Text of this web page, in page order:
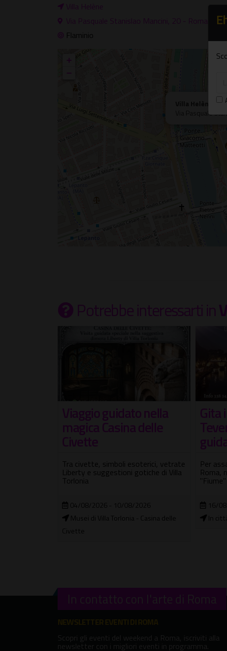
Villa Helène
Via Pasquale Stanislao Mancini, 20 - Roma
Flaminio
Via Pasquale
+
−
Potrebbe interessartiin
Gita in battello sul
Tevere con visita
guidata "serale"
Per assaporare la grande bellezza di
Roma, navigando attraverso il suo
"Fiume"
16/08/2026
In città
I
cuore
In contatto con l'arte di Roma